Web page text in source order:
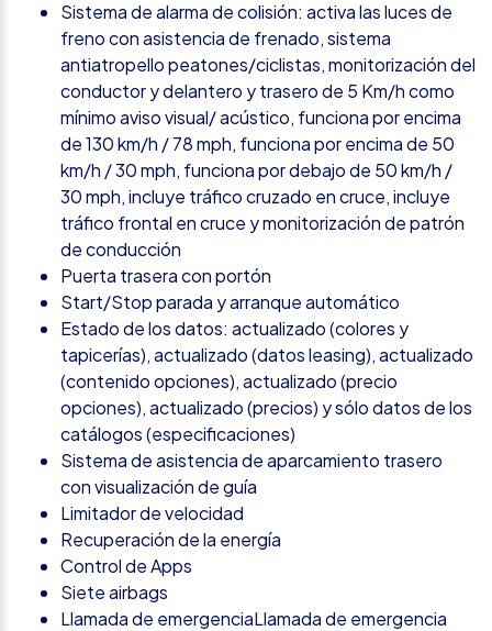
Sistema de alarma de colisión: activa las luces de
freno con asistencia de frenado, sistema
antiatropello peatones/ciclistas, monitorización del
conductor y delantero y trasero de 5 Km/h como
mínimo aviso visual/ acústico, funciona por encima
de 130 km/h / 78 mph, funciona por encima de 50
km/h / 30 mph, funciona por debajo de 50 km/h /
30 mph, incluye tráfico cruzado en cruce, incluye
tráfico frontal en cruce y monitorización de patrón
de conducción
Puerta trasera con portón
Start/Stop parada y arranque automático
Estado de los datos: actualizado (colores y
tapicerías), actualizado (datos leasing), actualizado
(contenido opciones), actualizado (precio
opciones), actualizado (precios) y sólo datos de los
catálogos (especificaciones)
Sistema de asistencia de aparcamiento trasero
con visualización de guía
Limitador de velocidad
Recuperación de la energía
Control de Apps
Siete airbags
Llamada de emergenciaLlamada de emergencia